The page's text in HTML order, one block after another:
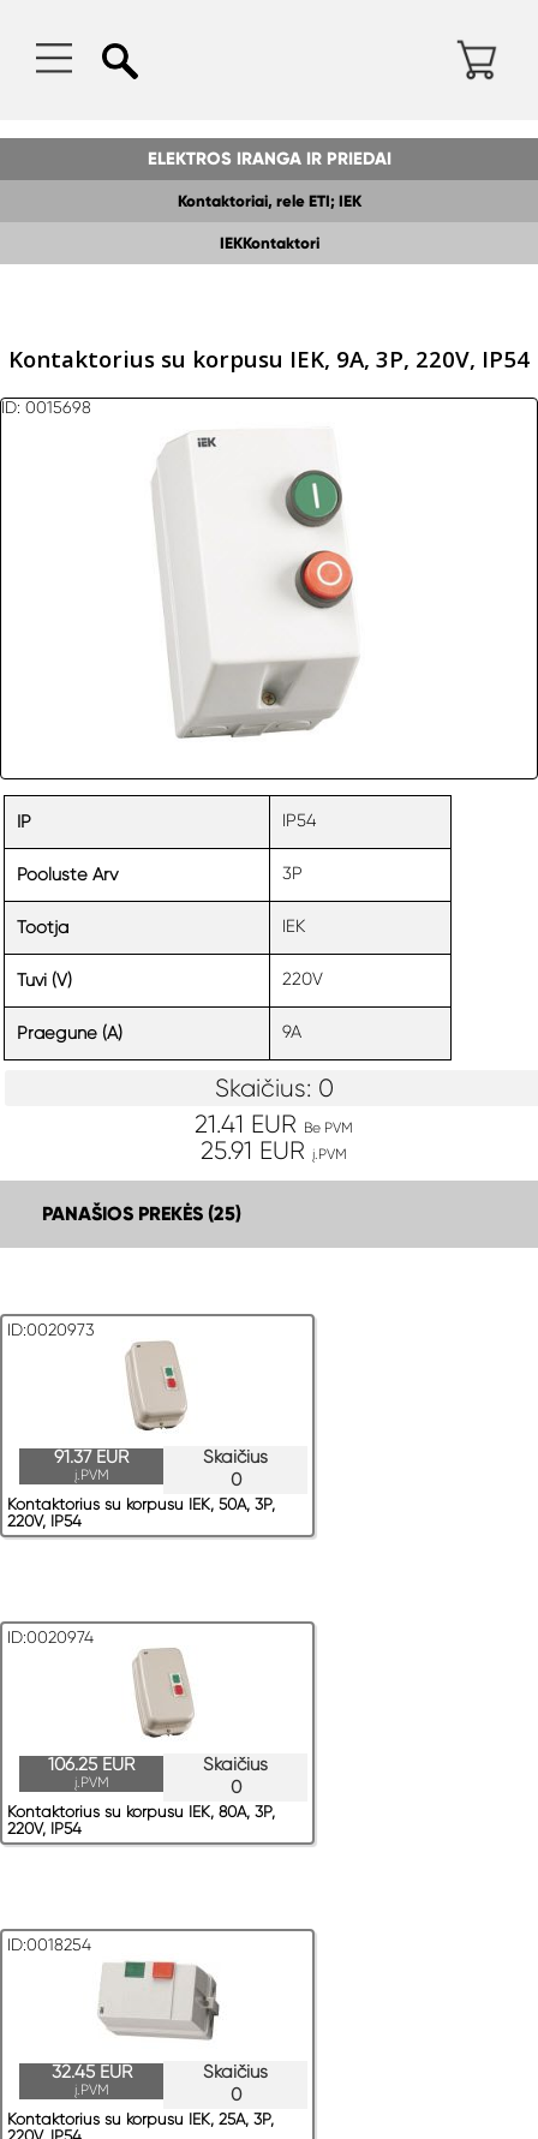
ELEKTROS IRANGA IR PRIEDAI
Kontaktoriai, rele ETI; IEK
IEKKontaktori
Kontaktorius su korpusu IEK, 9A, 3P, 220V, IP54
ID: 0015698
IP IP54
Pooluste Arv 3P
Tootja IEK
Tuvi (V) 220V
Praegune (A) 9A
Skaičius: 0
21.41 EUR Be PVM
25.91 EUR į.PVM
PANAŠIOS PREKĖS (25)
ID:0020973
Skaičius
0
91.37 EUR
į.PVM
Kontaktorius su korpusu IEK, 50A, 3P,
220V, IP54
ID:0020974
Skaičius
0
106.25 EUR
į.PVM
Kontaktorius su korpusu IEK, 80A, 3P,
220V, IP54
ID:0018254
Skaičius
0
32.45 EUR
į.PVM
Kontaktorius su korpusu IEK, 25A, 3P,